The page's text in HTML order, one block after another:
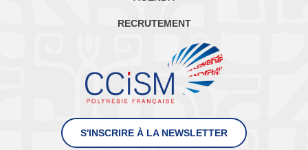
RECRUTEMENT
S'INSCRIRE À LA NEWSLETTER